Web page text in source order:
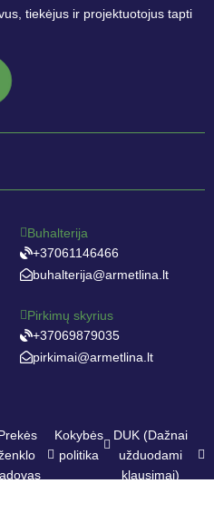
tiekėjus ir projektuotojus tapti
Buhalterija
+37061146466
buhalterija@armetlina.lt
Pirkimų skyrius
+37069879035
pirkimai@armetlina.lt
Kokybės
politika
DUK (Dažnai
užduodami
klausimai)